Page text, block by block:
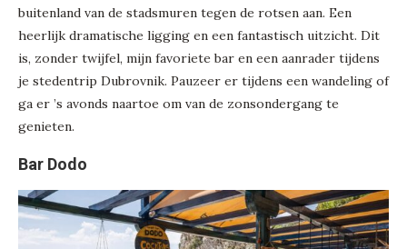
buitenland van de stadsmuren tegen de rotsen aan. Een
heerlijk dramatische ligging en een fantastisch uitzicht. Dit
is, zonder twijfel, mijn favoriete bar en een aanrader tijdens
je stedentrip Dubrovnik. Pauzeer er tijdens een wandeling of
ga er ’s avonds naartoe om van de zonsondergang te
genieten.
Bar Dodo